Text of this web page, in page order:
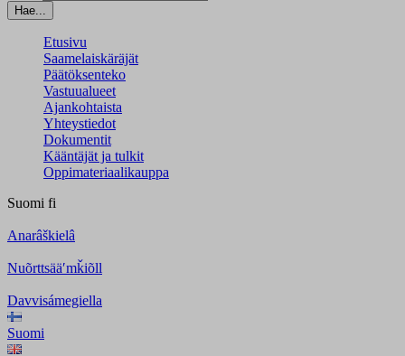
Hae...
Etusivu
Saamelaiskäräjät
Päätöksenteko
Vastuualueet
Ajankohtaista
Yhteystiedot
Dokumentit
Kääntäjät ja tulkit
Oppimateriaalikauppa
Suomi fi
Anarâškielâ
Nuõrttsääʹmǩiõll
Davvisámegiella
Suomi